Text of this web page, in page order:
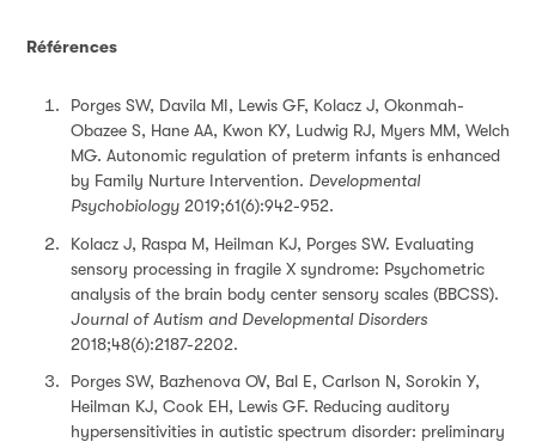
Références
Porges SW, Davila MI, Lewis GF, Kolacz J, Okonmah-
Obazee S, Hane AA, Kwon KY, Ludwig RJ, Myers MM, Welch
MG. Autonomic regulation of preterm infants is enhanced
by Family Nurture Intervention. Developmental
Psychobiology 2019;61(6):942-952.
Kolacz J, Raspa M, Heilman KJ, Porges SW. Evaluating
sensory processing in fragile X syndrome: Psychometric
analysis of the brain body center sensory scales (BBCSS).
Journal of Autism and Developmental Disorders
2018;48(6):2187-2202.
Porges SW, Bazhenova OV, Bal E, Carlson N, Sorokin Y,
Heilman KJ, Cook EH, Lewis GF. Reducing auditory
hypersensitivities in autistic spectrum disorder: preliminary